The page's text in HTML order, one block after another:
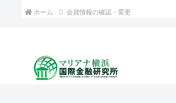
ホーム 会員情報の確認・変更